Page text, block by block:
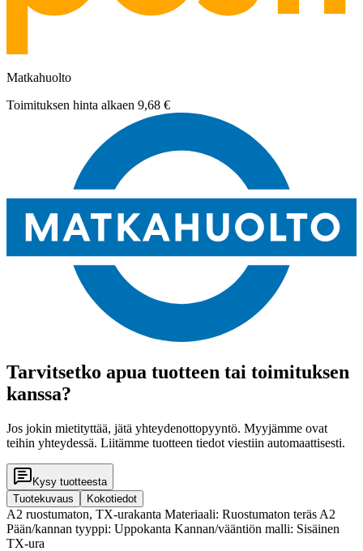
Matkahuolto
Toimituksen hinta alkaen 9,68 €
Tarvitsetko apua tuotteen tai toimituksen
kanssa?
Jos jokin mietityttää, jätä yhteydenottopyyntö. Myyjämme ovat
teihin yhteydessä. Liitämme tuotteen tiedot viestiin automaattisesti.
Kysy tuotteesta
Tuotekuvaus
Kokotiedot
A2 ruostumaton, TX-urakanta Materiaali: Ruostumaton teräs A2
Pään/kannan tyyppi: Uppokanta Kannan/vääntiön malli: Sisäinen
TX-ura